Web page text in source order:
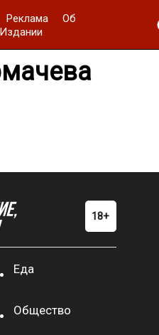
Реклама
Об
Издании
Еда
Общество